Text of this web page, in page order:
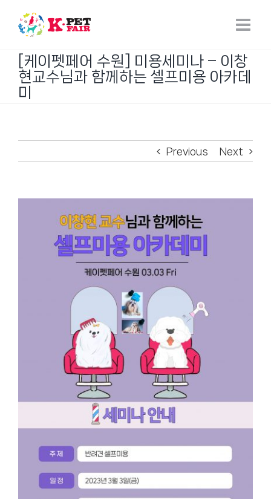
content
[케이펫페어 수원] 미용세미나 – 이창
현교수님과 함께하는 셀프미용 아카데
미
Previous Next